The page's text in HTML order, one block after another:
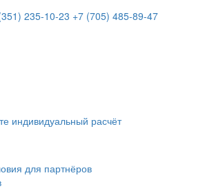
235-10-23 +7 (705) 485-89-47
индивидуальный расчёт
для партнёров